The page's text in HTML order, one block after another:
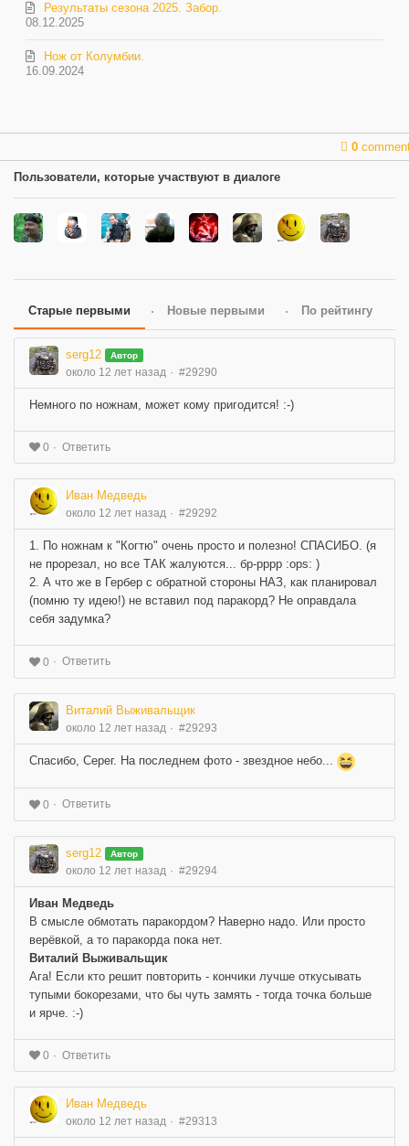
08.12.2025
Результаты сезона 2025. Забор.
16.09.2024
Нож от Колумбии.
0
Пользователи, которые участвуют в диалоге
Старые первыми Новые первыми По рейтингу
serg12 Автор
около 12 лет назад #29290
Немного по ножнам, может кому пригодится! :-)
0 Ответить
Иван Медведь
около 12 лет назад #29292
1. По ножнам к "Когтю" очень просто и полезно! СПАСИБО. (я
не прорезал, но все ТАК жалуются... бр-рррр :ops: )
2. А что же в Гербер с обратной стороны НАЗ, как планировал
(помню ту идею!) не вставил под паракорд? Не оправдала
себя задумка?
0 Ответить
Виталий Выживальщик
около 12 лет назад #29293
Спасибо, Серег. На последнем фото - звездное небо...
0 Ответить
serg12 Автор
около 12 лет назад #29294
Иван Медведь
В смысле обмотать паракордом? Наверно надо. Или просто
верёвкой, а то паракорда пока нет.
Виталий Выживальщик
Ага! Если кто решит повторить - кончики лучше откусывать
тупыми бокорезами, что бы чуть замять - тогда точка больше
и ярче. :-)
0 Ответить
Иван Медведь
около 12 лет назад #29313